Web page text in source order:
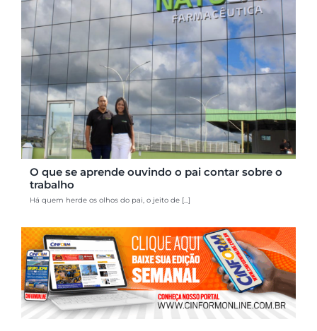
O que se aprende ouvindo o pai contar sobre o
trabalho
Há quem herde os olhos do pai, o jeito de [...]